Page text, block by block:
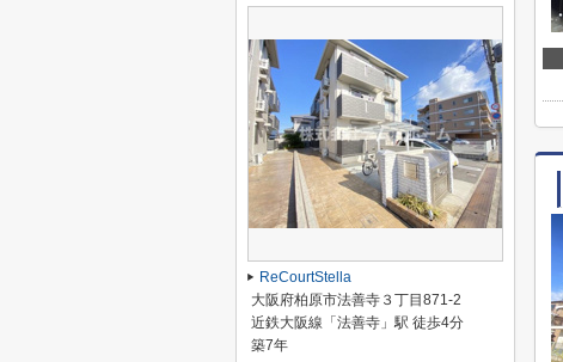
ReCourtStella
大阪府柏原市法善寺３丁目871-2
近鉄大阪線「法善寺」駅 徒歩4分
築7年